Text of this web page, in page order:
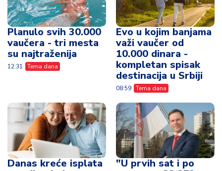
Planulo svih 30.000
vaučera - tri mesta
su najtraženija
12:31 Tema dana
Evo u kojim banjama
važi vaučer od
10.000 dinara -
kompletan spisak
destinacija u Srbiji
08:59 Tema dana
Danas kreće isplata
"U prvih sat i po